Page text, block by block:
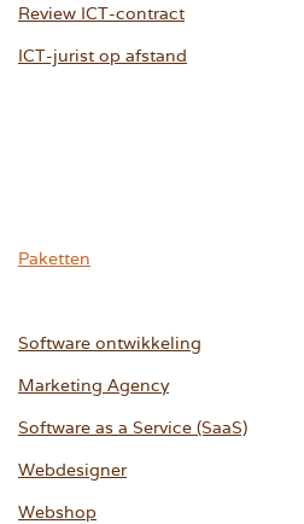
Review ICT-contract
ICT-jurist op afstand
Paketten
Software ontwikkeling
Marketing Agency
Software as a Service (SaaS)
Webdesigner
Webshop